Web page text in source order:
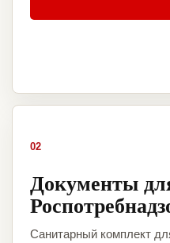
02
Документы
Санитарный комплект